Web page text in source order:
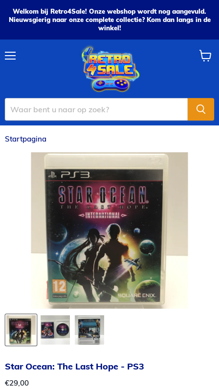
Welkom bij Retro4Sale! Onze webshop wordt nog aangevuld.
Nieuwsgierig naar onze complete collectie? Kom dan langs in de
winkel!
Startpagina
Star Ocean: The Last Hope - PS3
Huidige prijs
€29,00